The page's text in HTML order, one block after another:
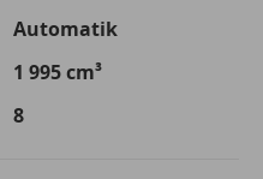
Automatik
1 995 cm³
8